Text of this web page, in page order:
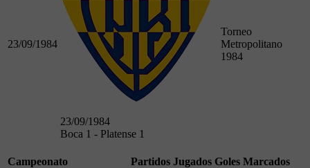
23/09/1984
23/09/1984
Boca 1 - Platense 1
Torneo
Metropolitano
1984
Campeonato Partidos Jugados Goles Marcados